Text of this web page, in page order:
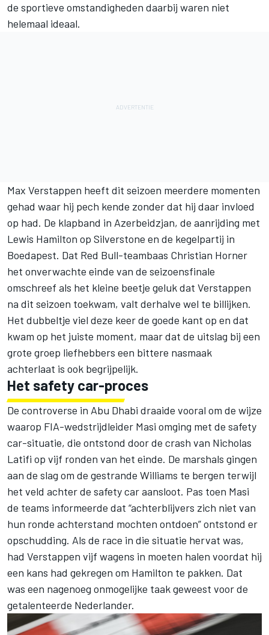
de sportieve omstandigheden daarbij waren niet
helemaal ideaal.
Max Verstappen heeft dit seizoen meerdere momenten
gehad waar hij pech kende zonder dat hij daar invloed
op had. De klapband in Azerbeidzjan, de aanrijding met
Lewis Hamilton op Silverstone en de kegelpartij in
Boedapest. Dat Red Bull-teambaas Christian Horner
het onverwachte einde van de seizoensfinale
omschreef als het kleine beetje geluk dat Verstappen
na dit seizoen toekwam, valt derhalve wel te billijken.
Het dubbeltje viel deze keer de goede kant op en dat
kwam op het juiste moment, maar dat de uitslag bij een
grote groep liefhebbers een bittere nasmaak
achterlaat is ook begrijpelijk.
Het safety car-proces
De controverse in Abu Dhabi draaide vooral om de wijze
waarop FIA-wedstrijdleider Masi omging met de safety
car-situatie, die ontstond door de crash van Nicholas
Latifi op vijf ronden van het einde. De marshals gingen
aan de slag om de gestrande Williams te bergen terwijl
het veld achter de safety car aansloot. Pas toen Masi
de teams informeerde dat “achterblijvers zich niet van
hun ronde achterstand mochten ontdoen” ontstond er
opschudding. Als de race in die situatie hervat was,
had Verstappen vijf wagens in moeten halen voordat hij
een kans had gekregen om Hamilton te pakken. Dat
was een nagenoeg onmogelijke taak geweest voor de
getalenteerde Nederlander.